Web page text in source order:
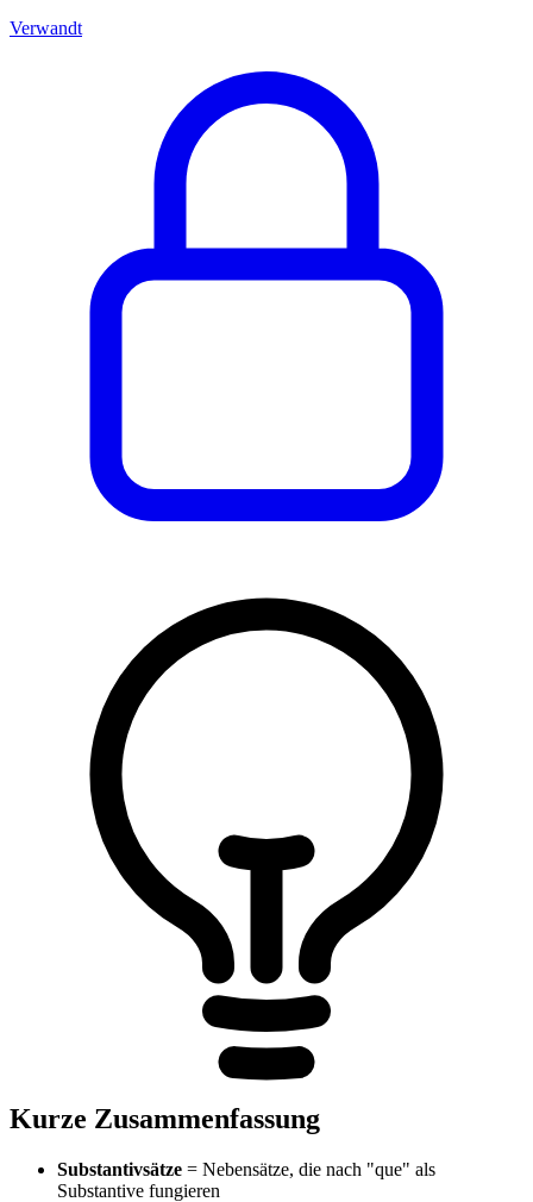
Verwandt
Kurze Zusammenfassung
Substantivsätze = Nebensätze, die nach "que" als
Substantive fungieren